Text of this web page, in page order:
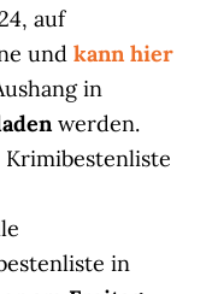
auf
undkann hier
in
werden.
in